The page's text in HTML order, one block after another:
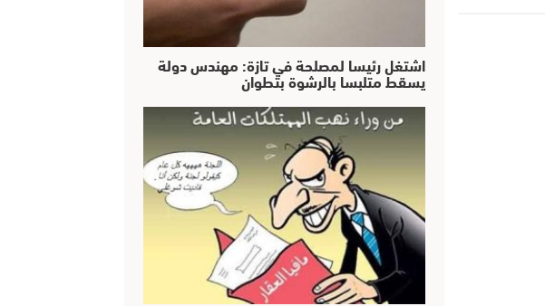
اشتغل رئيسا لمصلحة في تازة: مهندس دولة
يسقط متلبسا بالرشوة بتطوان